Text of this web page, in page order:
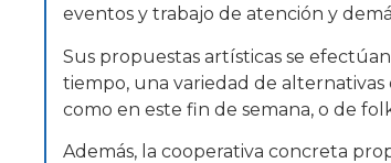
eventos y trabajo de atención y
Sus propuestas artísticas se
tiempo, una variedad de
como en este fin de semana, o de
Además, la cooperativa concreta